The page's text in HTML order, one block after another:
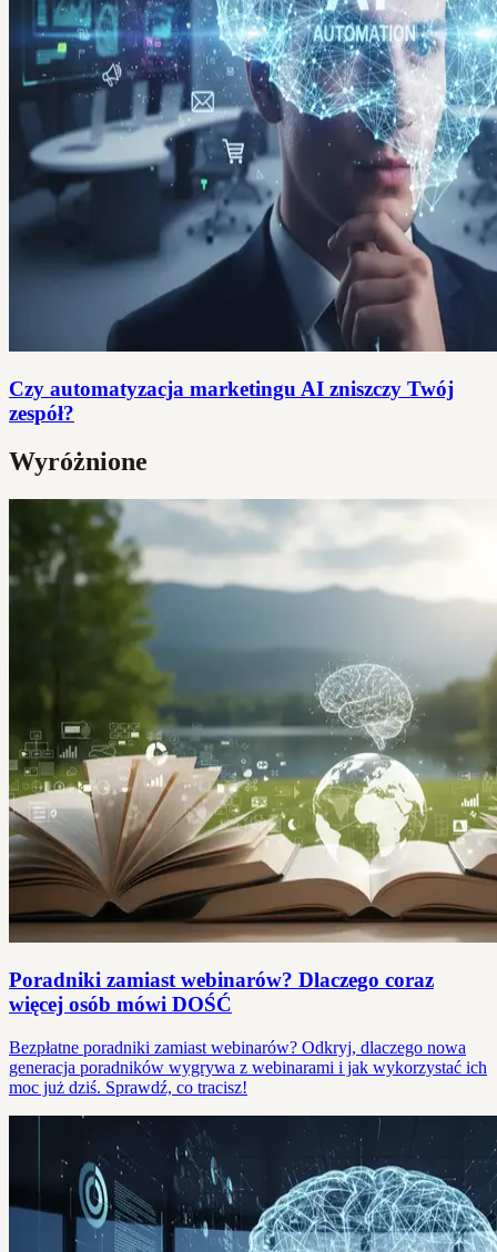
Czy automatyzacja marketingu AI zniszczy Twój
zespół?
Wyróżnione
Poradniki zamiast webinarów? Dlaczego coraz
więcej osób mówi DOŚĆ
Bezpłatne poradniki zamiast webinarów? Odkryj, dlaczego nowa
generacja poradników wygrywa z webinarami i jak wykorzystać ich
moc już dziś. Sprawdź, co tracisz!